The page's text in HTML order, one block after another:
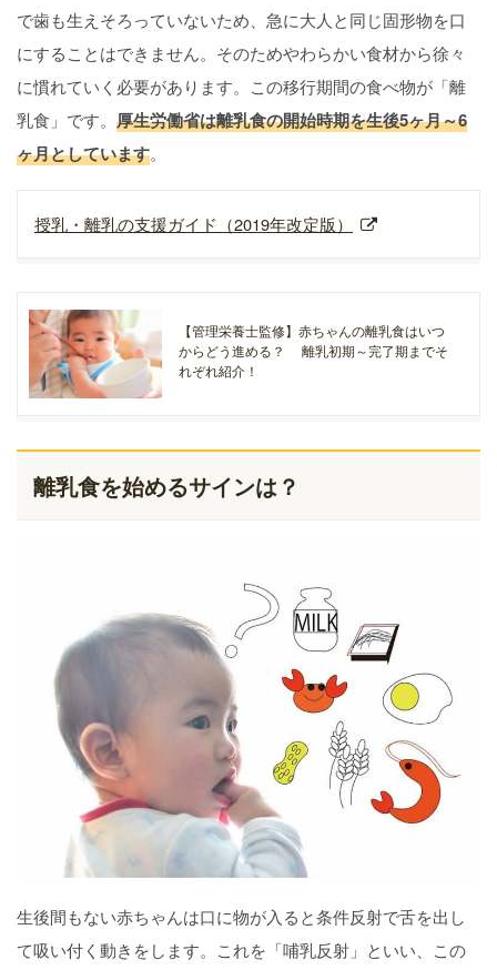
で歯も生えそろっていないため、急に大人と同じ固形物を口
にすることはできません。そのためやわらかい食材から徐々
に慣れていく必要があります。この移行期間の食べ物が「離
乳食」です。 厚生労働省は離乳食の開始時期を生後5ヶ月～6
ヶ月としています。
授乳・離乳の支援ガイド（2019年改定版）
【管理栄養士監修】赤ちゃんの離乳食はいつ
からどう進める？ 離乳初期～完了期までそ
れぞれ紹介！
離乳食を始めるサインは？
生後間もない赤ちゃんは口に物が入ると条件反射で舌を出し
て吸い付く動きをします。これを「哺乳反射」といい、この